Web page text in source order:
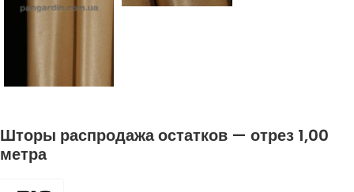
Шторы распродажа остатков — отрез 1,00
метра